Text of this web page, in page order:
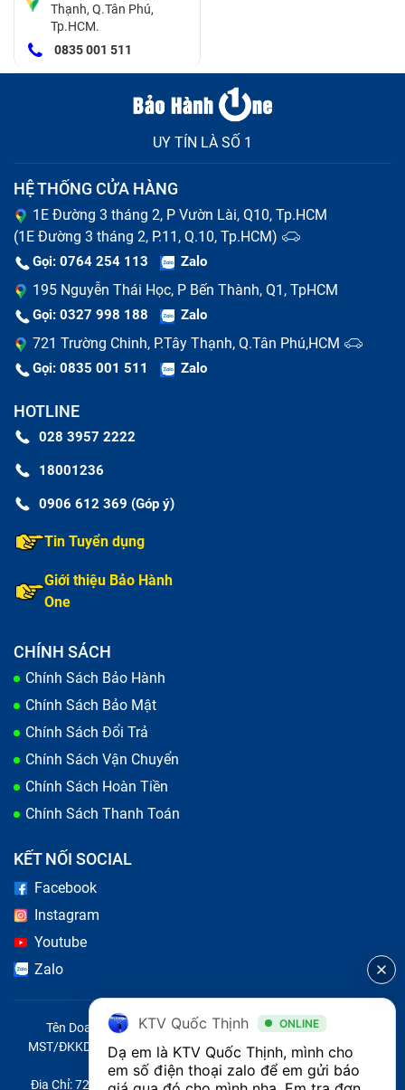
Thạnh, Q.Tân Phú,
Tp.HCM.
0835 001 511
UY TÍN LÀ SỐ 1
HỆ THỐNG CỬA HÀNG
1E Đường 3 tháng 2, P Vườn Lài, Q10, Tp.HCM
(1E Đường 3 tháng 2, P.11, Q.10, Tp.HCM)
Gọi: 0764 254 113 Zalo
195 Nguyễn Thái Học, P Bến Thành, Q1, TpHCM
Gọi: 0327 998 188 Zalo
721 Trường Chinh, P.Tây Thạnh, Q.Tân Phú,HCM
Gọi: 0835 001 511 Zalo
HOTLINE
028 3957 2222
18001236
0906 612 369 (Góp ý)
Tin Tuyển dụng
Giới thiệu Bảo Hành
One
CHÍNH SÁCH
Chính Sách Bảo Hành
Chính Sách Bảo Mật
Chính Sách Đổi Trả
Chính Sách Vận Chuyển
Chính Sách Hoàn Tiền
Chính Sách Thanh Toán
KẾT NỐI SOCIAL
Facebook
Instagram
Youtube
Zalo
Tên Doanh Nghiệp: CÔNG TY TNHH CITY ONE VIỆT NAM
MST/ĐKKD/QĐTL: 0316569346 do sở KHĐT TP.HCM cấp ngày
14/04/2023
Địa Chỉ: 721 Trường Chinh, Phường Tây Thạnh, Quận Tân Phú,
KTV Quốc Thịnh ONLINE
Dạ em là KTV Quốc Thịnh, mình cho
em số điện thoại zalo để em gửi báo